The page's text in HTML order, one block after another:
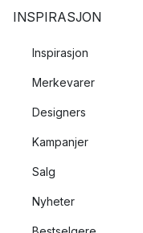
INSPIRASJON
Inspirasjon
Merkevarer
Designers
Kampanjer
Salg
Nyheter